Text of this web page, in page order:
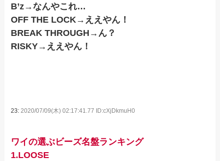
B’z→なんやこれ…
OFF THE LOCK→ええやん！
BREAK THROUGH→ん？
RISKY→ええやん！
23:2020/07/09(木) 02:17:41.77 ID:cXjDkmuH0
ワイの選ぶビーズ名盤ランキング
1.LOOSE